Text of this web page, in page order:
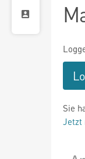
Sie
Jetzt